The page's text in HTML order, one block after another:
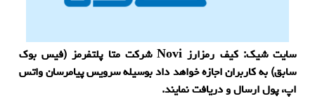
سایت شیک: کیف رمزارز Novi شرکت متا پلتفرمز (فیس بوک
سابق) به کاربران اجازه خواهد داد بوسیله سرویس پیامرسان واتس
اپ، پول ارسال و دریافت نمایند.